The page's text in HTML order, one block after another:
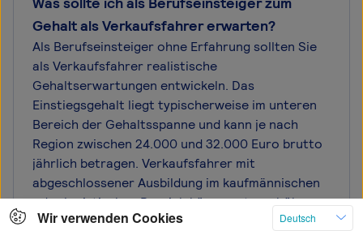
Gehalt als Verkaufsfahrer erwarten?
Als Berufseinsteiger ohne Erfahrung sollten Sie
als Verkaufsfahrer realistische
Gehaltserwartungen entwickeln. Das
Einstiegsgehalt liegt typischerweise im unteren
Bereich der Gehaltsspanne und kann je nach
Region zwischen 24.000 und 32.000 Euro brutto
jährlich betragen. Verkaufsfahrer mit
abgeschlossener Ausbildung im kaufmännischen
oder logistischen Bereich können etwas höhere
Einstiegsgehälter verhandeln. In den ersten
Wir verwenden Cookies
Deutsch